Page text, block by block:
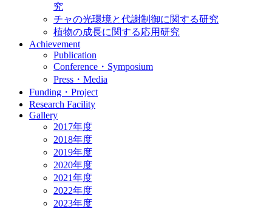
究
チャの光環境と代謝制御に関する研究
植物の成長に関する応用研究
Achievement
Publication
Conference・Symposium
Press・Media
Funding・Project
Research Facility
Gallery
2017年度
2018年度
2019年度
2020年度
2021年度
2022年度
2023年度